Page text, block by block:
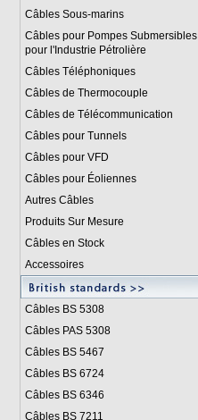
Câbles Sous-marins
Câbles pour Pompes Submersibles
pour l'Industrie Pétrolière
Câbles Téléphoniques
Câbles de Thermocouple
Câbles de Télécommunication
Câbles pour Tunnels
Câbles pour VFD
Câbles pour Éoliennes
Autres Câbles
Produits Sur Mesure
Câbles en Stock
Accessoires
Câbles BS 5308
Câbles PAS 5308
Câbles BS 5467
Câbles BS 6724
Câbles BS 6346
Câbles BS 7211